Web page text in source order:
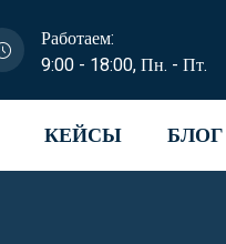
Работаем:
9:00 - 18:00, Пн. - Пт.
КЕЙСЫ БЛОГ